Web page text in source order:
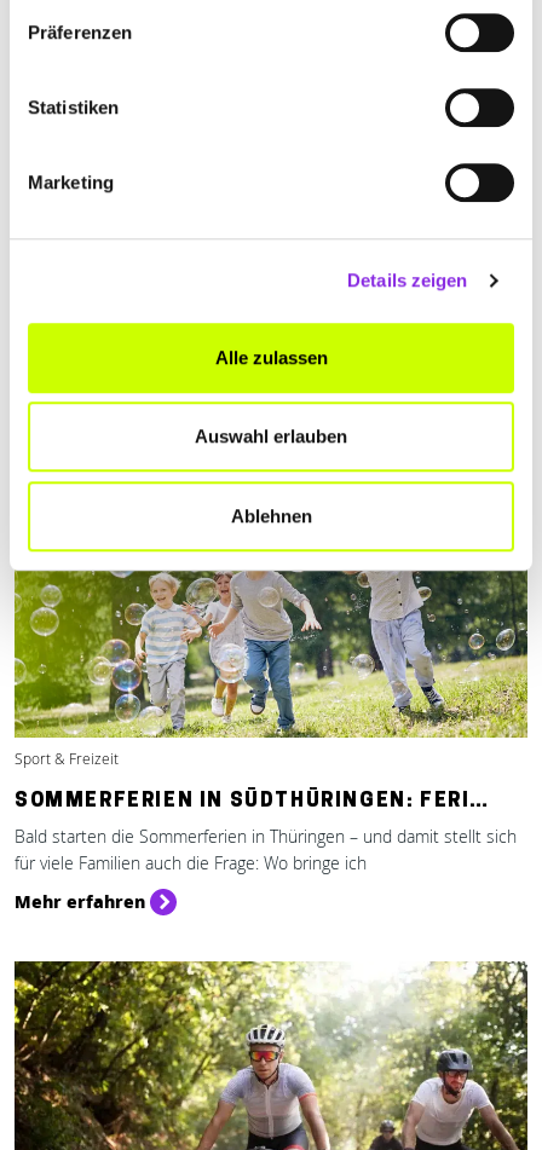
Präferenzen
Statistiken
Marketing
Details zeigen
Alle zulassen
Auswahl erlauben
Ablehnen
Sport & Freizeit
SOMMERFERIEN IN SÜDTHÜRINGEN: UNSERE
ihr spannende Ausflugsziele, Naturerlebnisse und Freizeittipps.
Mehr erfahren
Sport & Freizeit
SOMMERFERIEN IN SÜDTHÜRINGEN: FERI…
Bald starten die Sommerferien in Thüringen – und damit stellt sich
für viele Familien auch die Frage: Wo bringe ich
Mehr erfahren